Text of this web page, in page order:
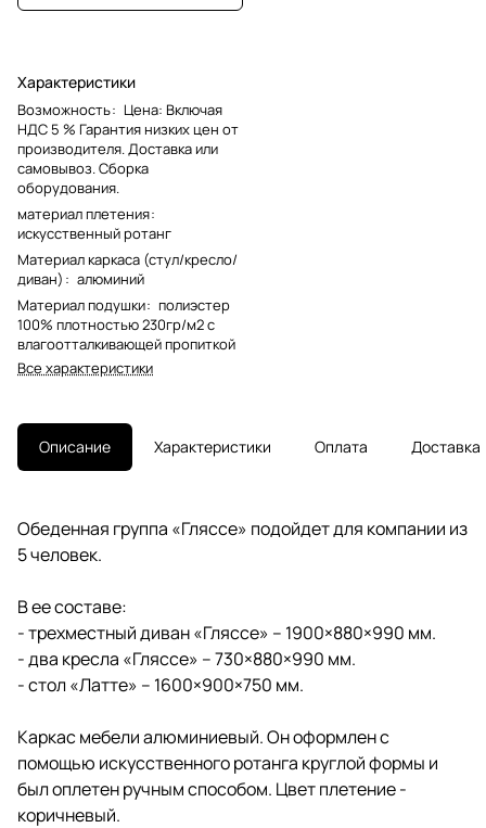
Характеристики
Возможность: Цена: Включая
НДС 5 % Гарантия низких цен от
производителя. Доставка или
самовывоз. Сборка
оборудования.
материал плетения:
искусственный ротанг
Материал каркаса (стул/кресло/
диван) : алюминий
Материал подушки: полиэстер
100% плотностью 230гр/м2 с
влагоотталкивающей пропиткой
Все характеристики
Описание Характеристики Оплата Доставка
Обеденная группа «Гляссе» подойдет для компании из
5 человек.
В ее составе:
- трехместный диван «Гляссе» – 1900×880×990 мм.
- два кресла «Гляссе» – 730×880×990 мм.
- стол «Латте» – 1600×900×750 мм.
Каркас мебели алюминиевый. Он оформлен с
помощью искусственного ротанга круглой формы и
был оплетен ручным способом. Цвет плетение -
коричневый.